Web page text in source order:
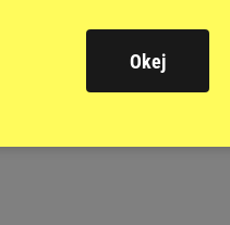
sant och relevant.
och andra intressen.
Okej